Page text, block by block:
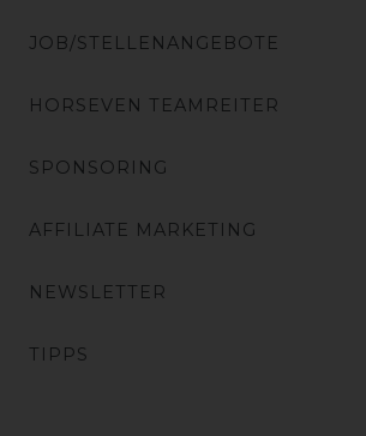
JOB/STELLENANGEBOTE
HORSEVEN TEAMREITER
SPONSORING
AFFILIATE MARKETING
NEWSLETTER
TIPPS